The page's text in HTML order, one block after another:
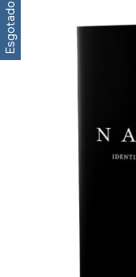
Esgotado